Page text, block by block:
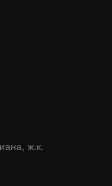
ж.к.